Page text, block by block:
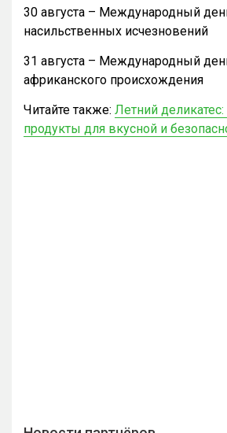
30 августа – Международный
насильственных исчезновений
31 августа – Международный
африканского происхождения
Читайте также: Летний
продукты для вкусной и